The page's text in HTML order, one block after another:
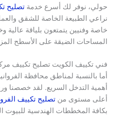
حولي، نوفر لك أسرع خدمة تصليح
نراعي الطبيعة الخاصة للشقق
خاصة وفنيين يتمتعون بلياقة عالية
المساحات الضيقة على الأسطح
فني تكييف الكويت تصليح تكييف
أما بالنسبة لمناطق محافظة
أهمية التدخل السريع. لقد خصصنا
أعلى مستوى من تصليح تكييف
بكافة المخططات الهندسية للبيوت